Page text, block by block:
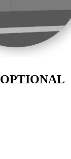
OPTIONAL